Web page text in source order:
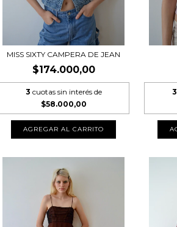
MISS SIXTY CAMPERA DE JEAN
$174.000,00
3 cuotas sin interés de
$58.000,00
3